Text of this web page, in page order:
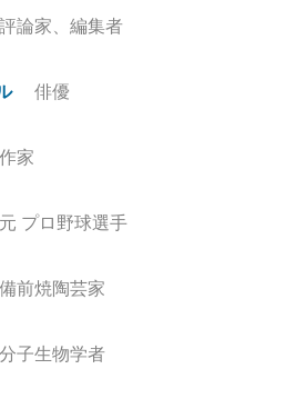
評論家、編集者
俳優
作家
元 プロ野球選手
備前焼陶芸家
分子生物学者